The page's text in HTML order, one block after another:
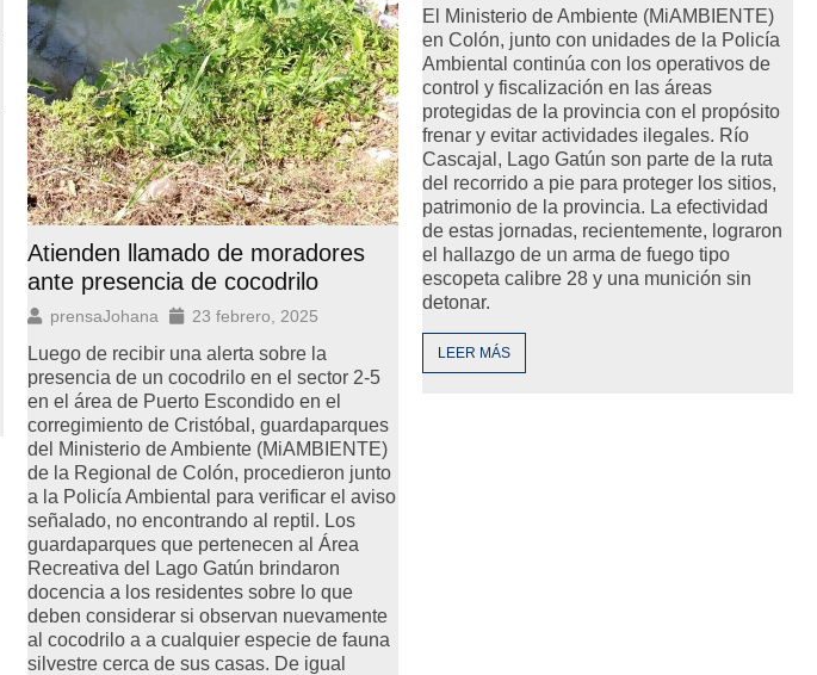
Atienden llamado de moradores
ante presencia de cocodrilo
prensaJohana 23 febrero, 2025
Luego de recibir una alerta sobre la
presencia de un cocodrilo en el sector 2-5
en el área de Puerto Escondido en el
corregimiento de Cristóbal, guardaparques
del Ministerio de Ambiente (MiAMBIENTE)
de la Regional de Colón, procedieron junto
a la Policía Ambiental para verificar el aviso
señalado, no encontrando al reptil. Los
guardaparques que pertenecen al Área
Recreativa del Lago Gatún brindaron
docencia a los residentes sobre lo que
deben considerar si observan nuevamente
al cocodrilo a a cualquier especie de fauna
silvestre cerca de sus casas. De igual
El Ministerio de Ambiente (MiAMBIENTE)
en Colón, junto con unidades de la Policía
Ambiental continúa con los operativos de
control y fiscalización en las áreas
protegidas de la provincia con el propósito
frenar y evitar actividades ilegales. Río
Cascajal, Lago Gatún son parte de la ruta
del recorrido a pie para proteger los sitios,
patrimonio de la provincia. La efectividad
de estas jornadas, recientemente, lograron
el hallazgo de un arma de fuego tipo
escopeta calibre 28 y una munición sin
detonar.
LEER MÁS